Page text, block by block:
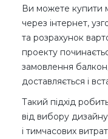
Ви можете купити
через інтернет,
та розрахунок
проекту
замовлення
доставляється і
Такий підхід
від вибору
і тимчасових